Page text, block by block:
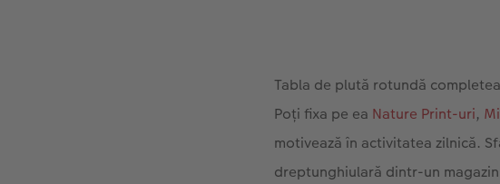
Tabla de plută rotundă
Poți fixa pe ea Nature Print-uri,
motivează în activitatea zilnică.
dreptunghiulară dintr-un